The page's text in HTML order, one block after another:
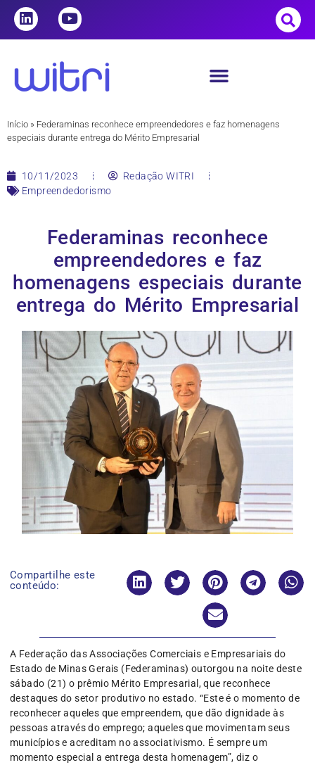
Início » Federaminas reconhece empreendedores e faz homenagens
especiais durante entrega do Mérito Empresarial
10/11/2023
Redação WITRI
Empreendedorismo
Federaminas reconhece
empreendedores e faz
homenagens especiais durante
entrega do Mérito Empresarial
Compartilhe este
conteúdo:
A Federação das Associações Comerciais e Empresariais do
Estado de Minas Gerais (Federaminas) outorgou na noite deste
sábado (21) o prêmio Mérito Empresarial, que reconhece
destaques do setor produtivo no estado. “Este é o momento de
reconhecer aqueles que empreendem, que dão dignidade às
pessoas através do emprego; aqueles que movimentam seus
municípios e acreditam no associativismo. É sempre um
momento especial a entrega desta homenagem”, diz o